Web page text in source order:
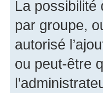
La possibilité
par groupe,
autorisé
ou peut-être